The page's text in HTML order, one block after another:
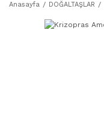
Anasayfa DOĞALTAŞLAR